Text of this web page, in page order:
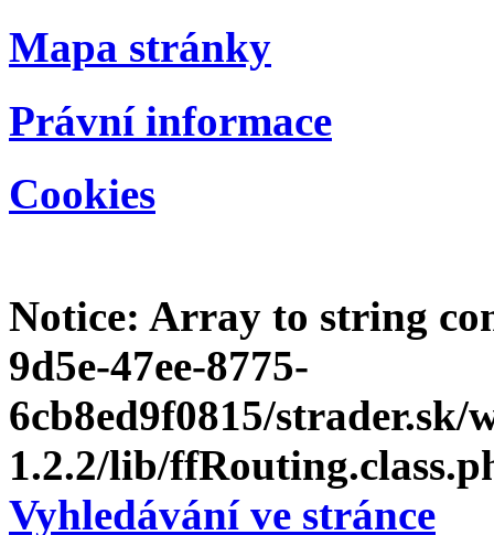
Mapa stránky
Právní informace
Cookies
Notice: Array to string
9d5e-47ee-8775-
6cb8ed9f0815/
1.2.2/lib/
Vyhledávání ve stránce